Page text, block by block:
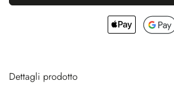
Dettagli prodotto